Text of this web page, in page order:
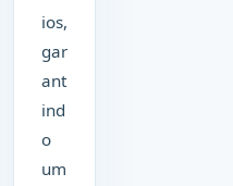
ios,
gar
ant
ind
o
um